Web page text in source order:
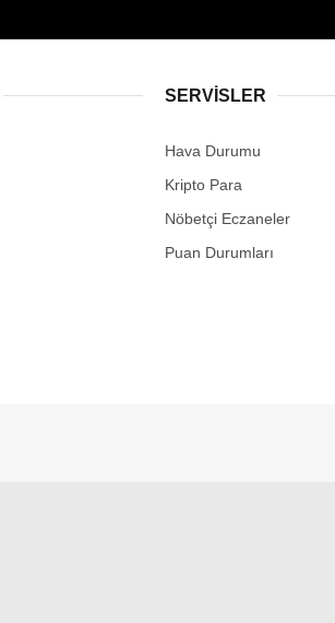
SERVİSLER
Hava Durumu
Kripto Para
Nöbetçi Eczaneler
Puan Durumları